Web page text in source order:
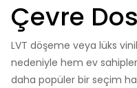
Çevre
LVT döşeme veya lüks
nedeniyle hem ev
daha popüler bir seçim